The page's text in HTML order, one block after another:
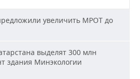
увеличить МРОТ до
выделят 300 млн
здания Минэкологии